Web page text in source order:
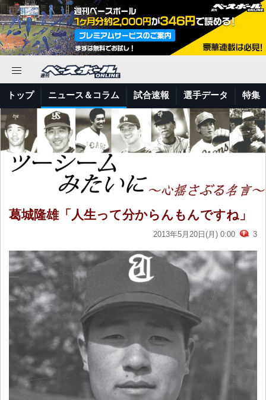
トップ ニュース＆コラム 試合速報 選手データ 特集
葛城隆雄「人生って分からんもんですね」
2013年5月20日(月) 0:00 3